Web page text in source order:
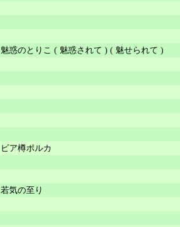
魅惑のとりこ ( 魅惑されて ) ( 魅せられて )
ビア樽ポルカ
若気の至り